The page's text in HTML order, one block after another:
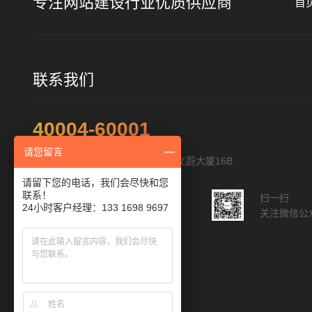
联系我们
40004-60001
地址：深圳市福田区福华路322号文蔚大厦16B
与您直接沟通
扫一扫
关注微信公
请您留言
请留下您的电话，我们会尽快和您
联系！
24小时客户经理：133 1698 9697